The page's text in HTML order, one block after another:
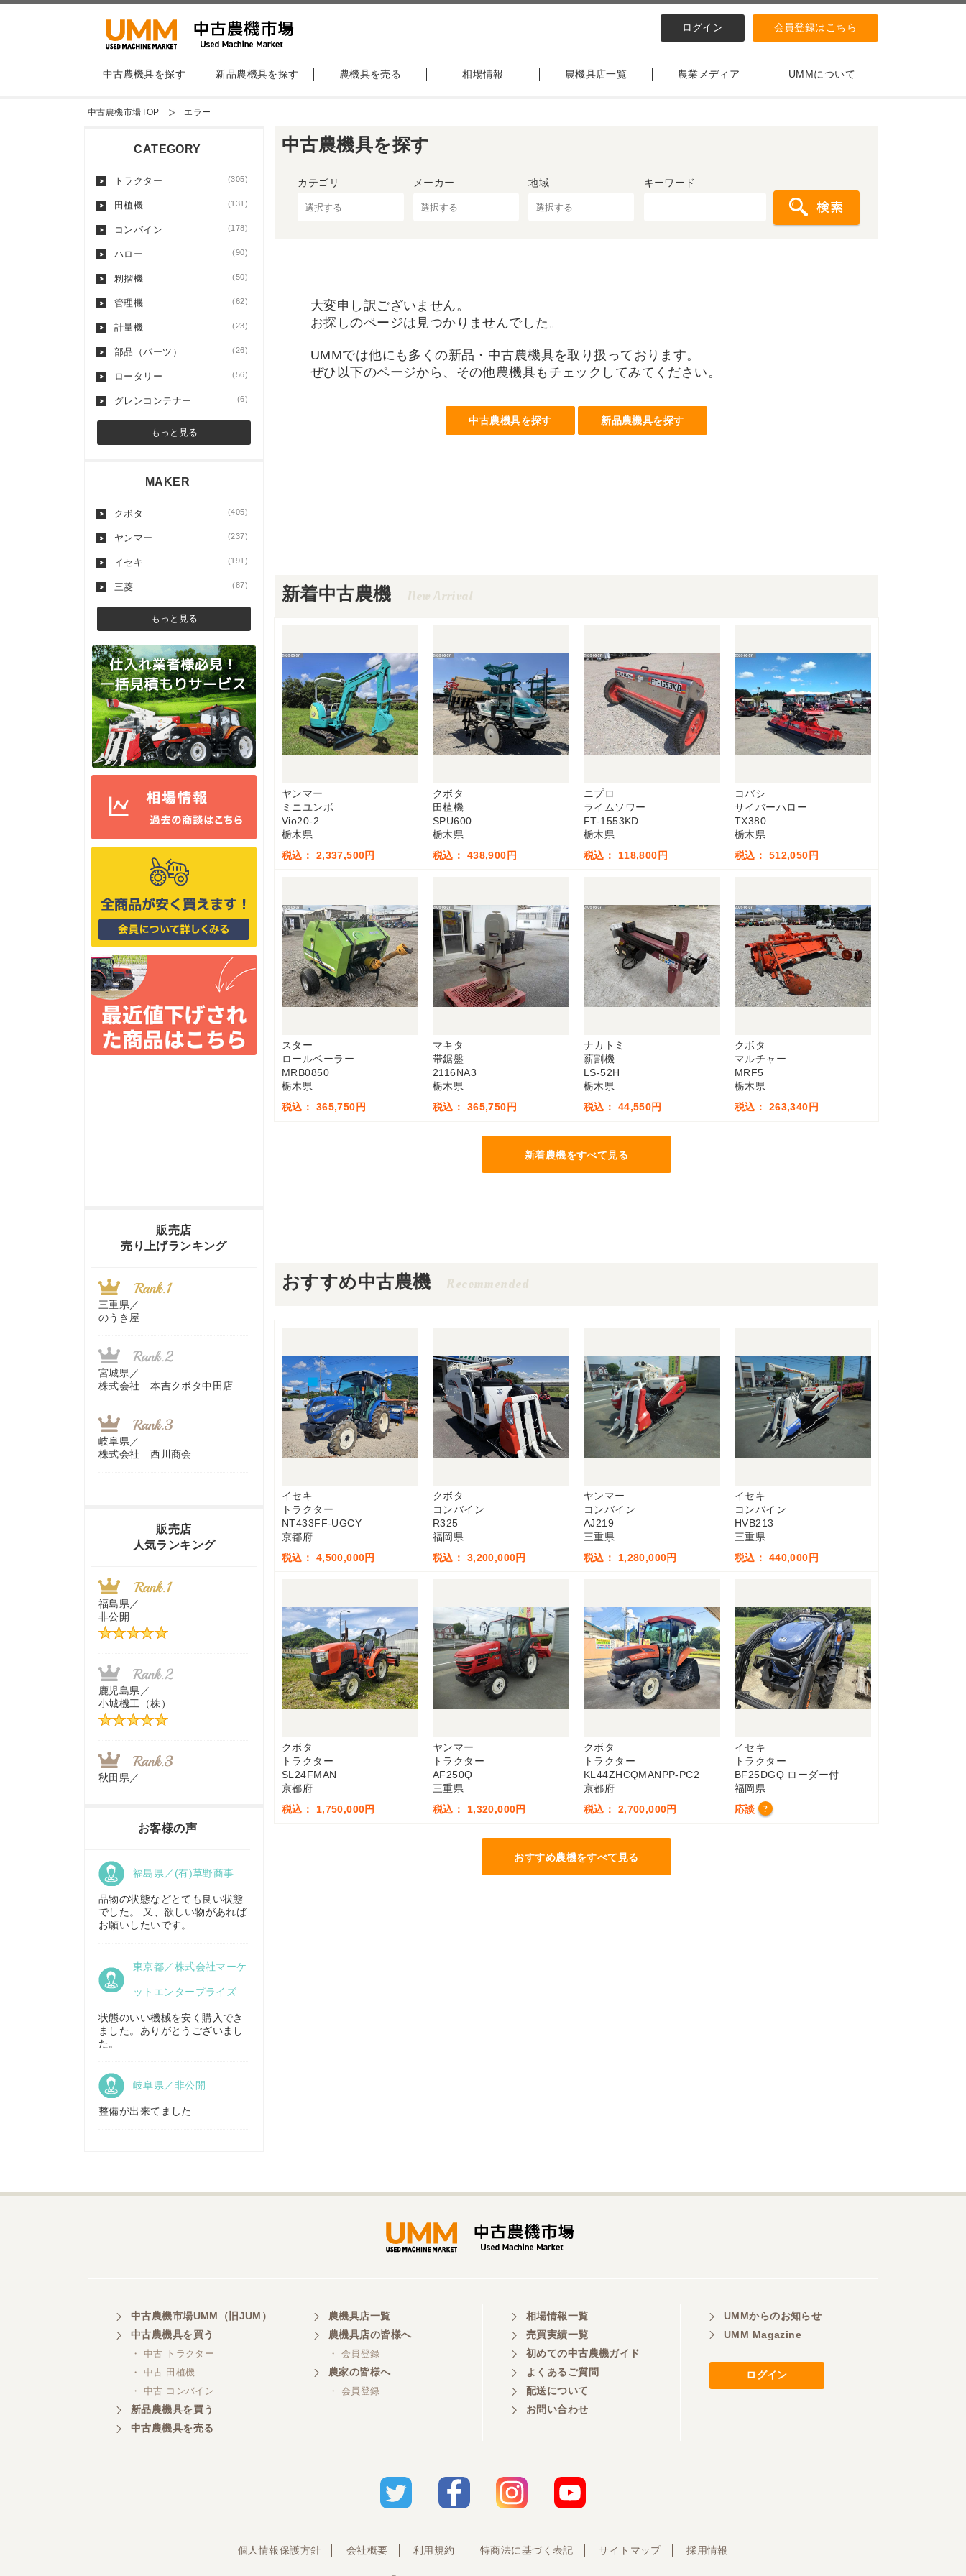
ログイン 会員登録はこちら
中古農機具を探す 新品農機具を探す 農機具を売る 相場情報 農機具店一覧 農業メディア UMMについて
中古農機市場TOP エラー
中古農機具を探す
カテゴリ メーカー 地域 キーワード
大変申し訳ございません。
お探しのページは見つかりませんでした。
UMMでは他にも多くの新品・中古農機具を取り扱っております。
ぜひ以下のページから、その他農機具もチェックしてみてください。
中古農機具を探す 新品農機具を探す
新着中古農機 New Arrival
ヤンマー
ミニユンボ
Vio20-2
栃木県
税込： 2,337,500円
クボタ
田植機
SPU600
栃木県
税込： 438,900円
ニプロ
ライムソワー
FT-1553KD
栃木県
税込： 118,800円
コバシ
サイバーハロー
TX380
栃木県
税込： 512,050円
スター
ロールベーラー
MRB0850
栃木県
税込： 365,750円
マキタ
帯鋸盤
2116NA3
栃木県
税込： 365,750円
ナカトミ
薪割機
LS-52H
栃木県
税込： 44,550円
クボタ
マルチャー
MRF5
栃木県
税込： 263,340円
新着農機をすべて見る
おすすめ中古農機 Recommended
イセキ
トラクター
NT433FF-UGCY
京都府
税込： 4,500,000円
クボタ
コンバイン
R325
福岡県
税込： 3,200,000円
ヤンマー
コンバイン
AJ219
三重県
税込： 1,280,000円
イセキ
コンバイン
HVB213
三重県
税込： 440,000円
クボタ
トラクター
SL24FMAN
京都府
税込： 1,750,000円
ヤンマー
トラクター
AF250Q
三重県
税込： 1,320,000円
クボタ
トラクター
KL44ZHCQMANPP-PC2
京都府
税込： 2,700,000円
イセキ
トラクター
BF25DGQ ローダー付
福岡県
応談
?
おすすめ農機をすべて見る
CATEGORY
トラクター (305)
田植機 (131)
コンバイン (178)
ハロー (90)
籾摺機 (50)
管理機 (62)
計量機 (23)
部品（パーツ） (26)
ロータリー (56)
グレンコンテナー (6)
もっと見る
MAKER
クボタ (405)
ヤンマー (237)
イセキ (191)
三菱 (87)
もっと見る
販売店
売り上げランキング
三重県／
のうき屋
宮城県／
株式会社 本吉クボタ中田店
岐阜県／
株式会社 西川商会
農機リンクス
山梨県／
株式会社 ヨダ兄弟商会
近江商事合同会社：「茨城中古
農建機販売」
ガワ農機商会）
東京都／
株式会社マーケットエンタープ
ライズ
秋田県／
TMKトレーディング株式会社
販売店
人気ランキング
福島県／
非公開
鹿児島県／
小城機工（株）
秋田県／
香川県／
農機リンクス
株式会社キリノ
福島県／
株式会社トミタモータース
株式会社 ケイ・エス・エンタ
ープライズ
お客様の声
福島県／(有)草野商事
品物の状態などとても良い状態
でした。 又、欲しい物があれば
お願いしたいです。
東京都／株式会社マーケ
ットエンタープライズ
状態のいい機械を安く購入でき
ました。ありがとうございまし
た。
岐阜県／非公開
整備が出来てました
中古農機市場UMM（旧JUM）
中古農機具を買う
・ 中古 トラクター
・ 中古 田植機
・ 中古 コンバイン
新品農機具を買う
中古農機具を売る
農機具店一覧
農機具店の皆様へ
・ 会員登録
農家の皆様へ
・ 会員登録
相場情報一覧
売買実績一覧
初めての中古農機ガイド
よくあるご質問
配送について
お問い合わせ
UMMからのお知らせ
UMM Magazine
ログイン
個人情報保護方針 会社概要 利用規約 特商法に基づく表記 サイトマップ 採用情報